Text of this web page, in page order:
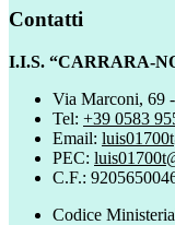
Contatti
I.I.S. “CARRARA-
Via Marconi, 69
Tel: +39 0583
Email:
PEC:
C.F.:
Codice